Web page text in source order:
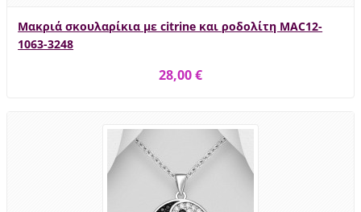
Μακριά σκουλαρίκια με citrine και ροδολίτη MAC12-
1063-3248
28,00 €